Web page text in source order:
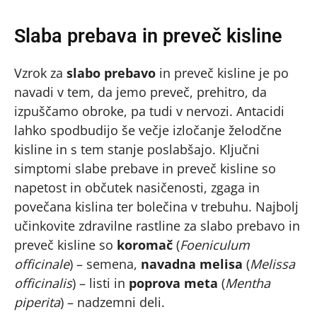
Slaba prebava in preveč kisline
Vzrok za slabo prebavo in preveč kisline je po
navadi v tem, da jemo preveč, prehitro, da
izpuščamo obroke, pa tudi v nervozi. Antacidi
lahko spodbudijo še večje izločanje želodčne
kisline in s tem stanje poslabšajo. Ključni
simptomi slabe prebave in preveč kisline so
napetost in občutek nasičenosti, zgaga in
povečana kislina ter bolečina v trebuhu. Najbolj
učinkovite zdravilne rastline za slabo prebavo in
preveč kisline so koromač (Foeniculum
officinale) – semena, navadna melisa (Melissa
officinalis) – listi in poprova meta (Mentha
piperita) – nadzemni deli.